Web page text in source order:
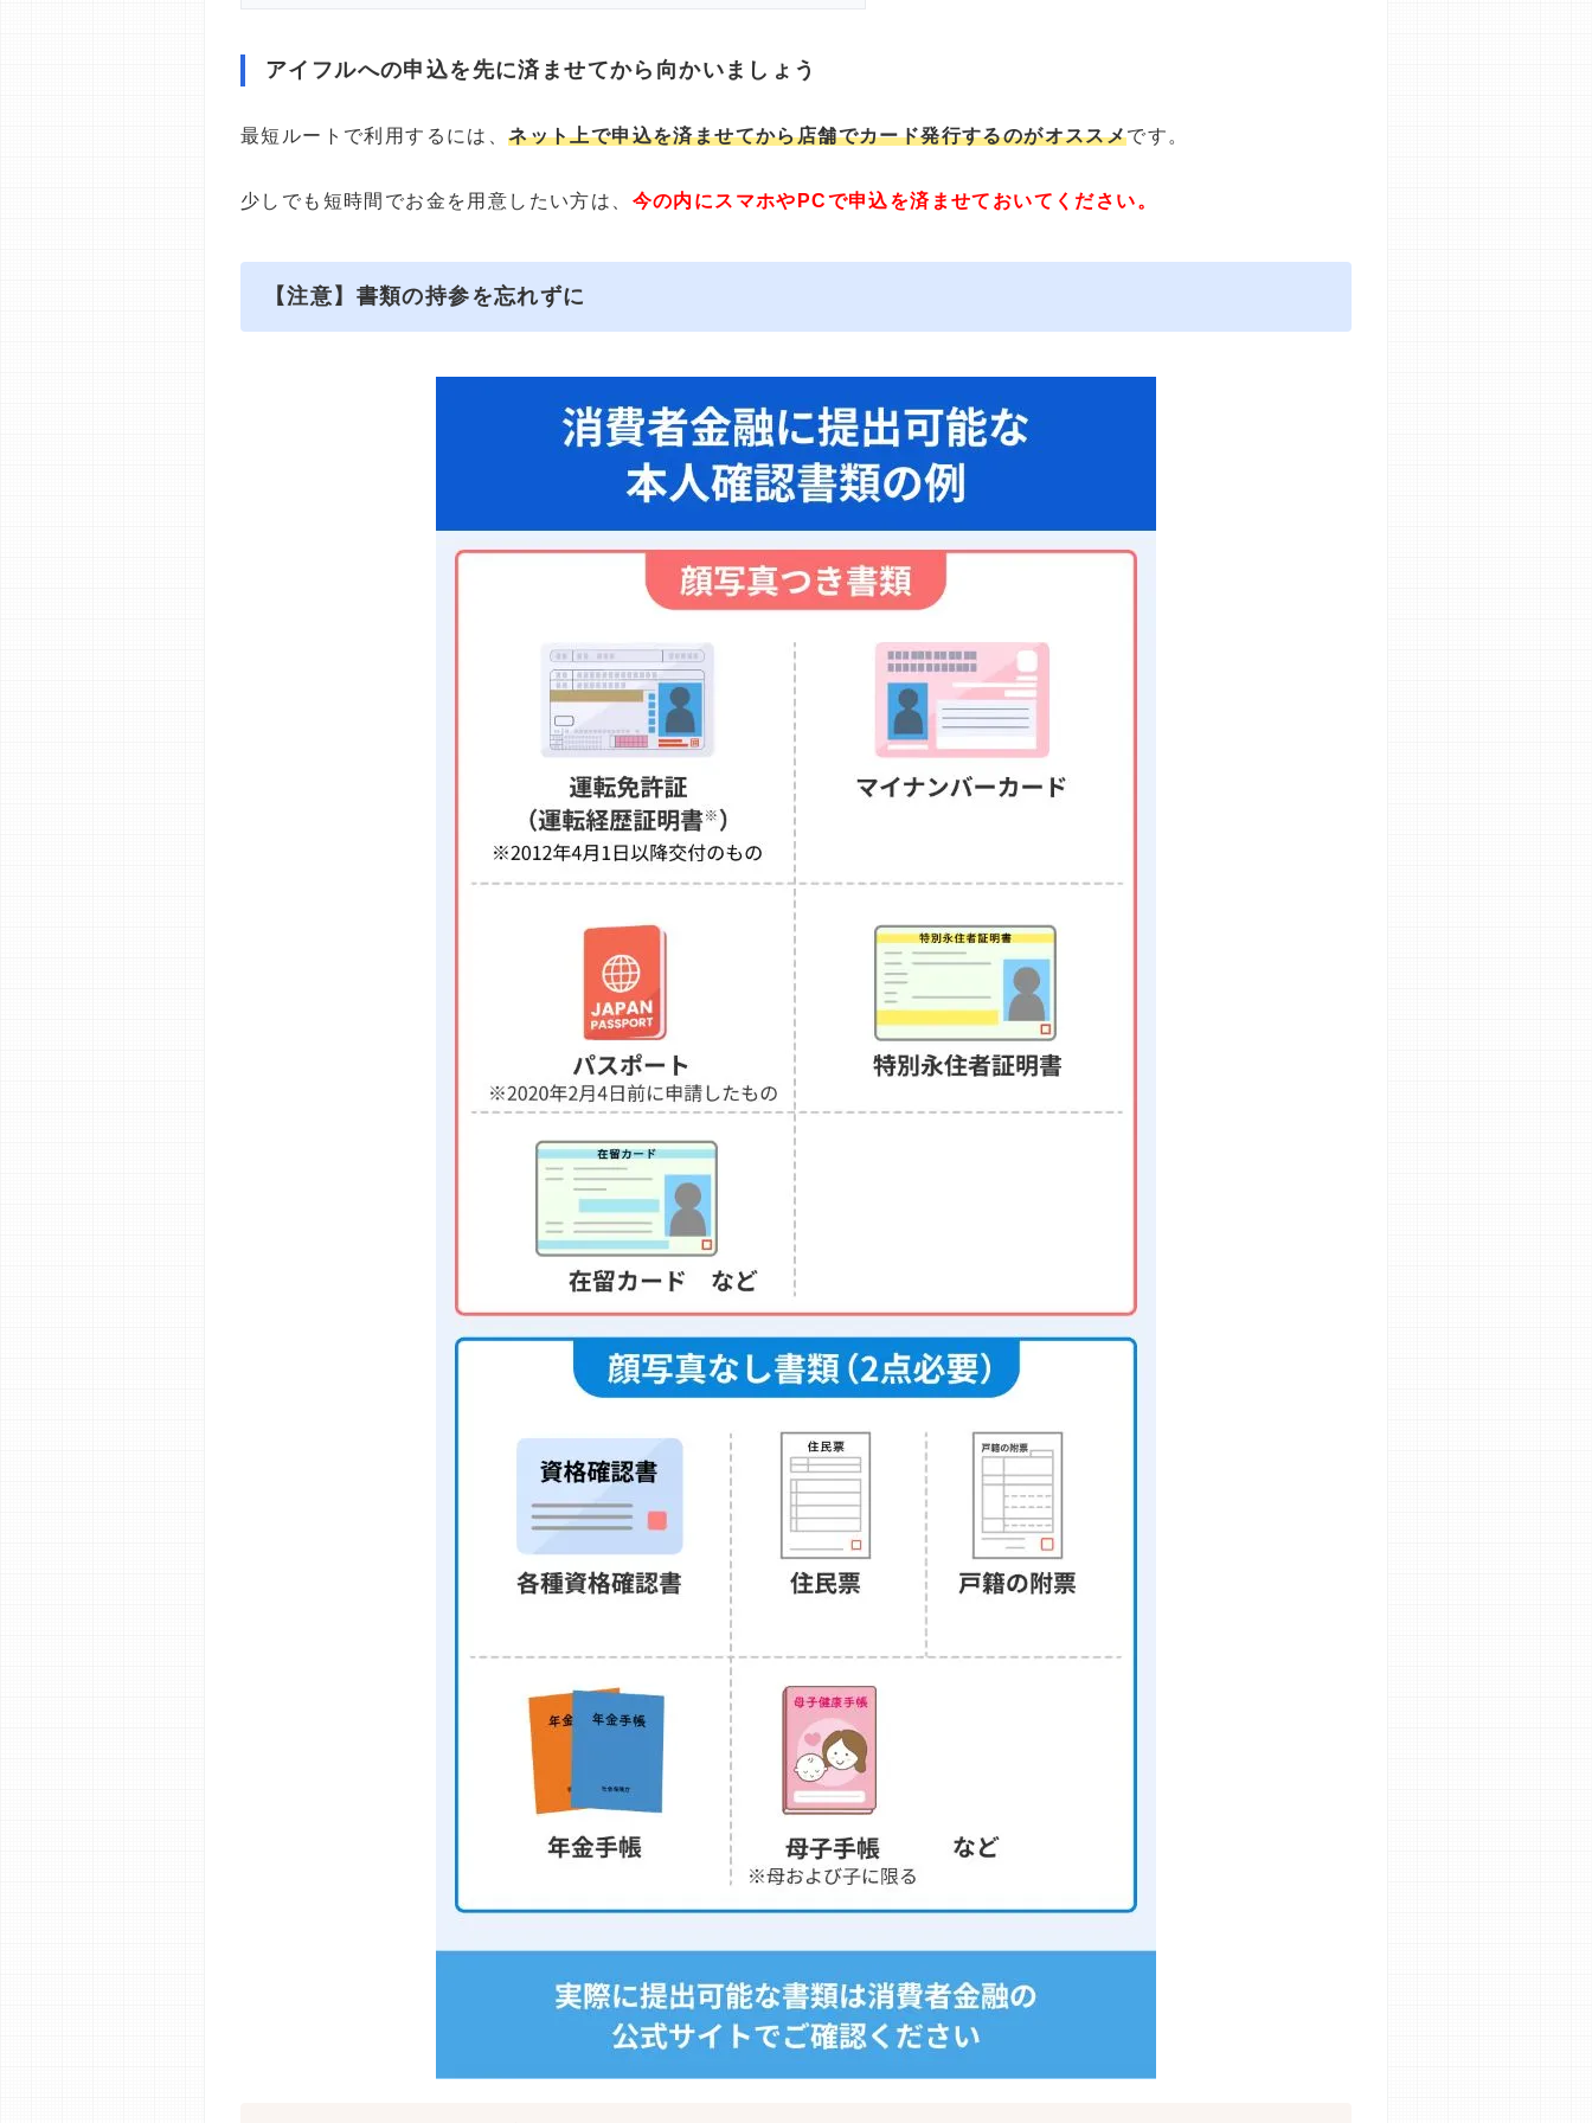
アイフルへの申込を先に済ませてから向かいましょう
最短ルートで利用するには、ネット上で申込を済ませてから店舗でカード発行するのがオススメです。
少しでも短時間でお金を用意したい方は、 今の内にスマホやPCで申込を済ませておいてください。
【注意】書類の持参を忘れずに